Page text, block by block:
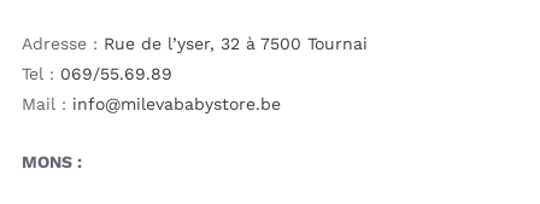
Adresse : Rue de l’yser, 32 à 7500 Tournai
Tel : 069/55.69.89
Mail : info@milevababystore.be
MONS :